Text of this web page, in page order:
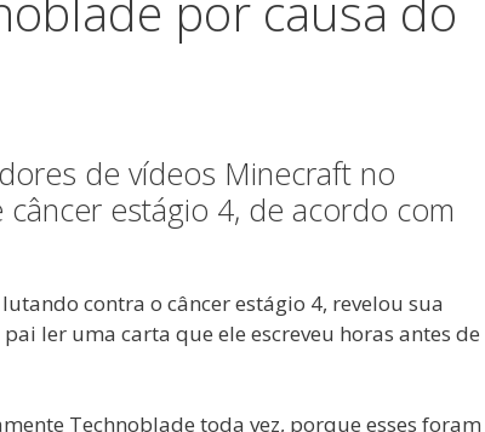
de vídeos Minecraft no
estágio 4, de acordo com
contra o câncer estágio 4, revelou sua
ler uma carta que ele escreveu horas antes de
Technoblade toda vez, porque esses foram